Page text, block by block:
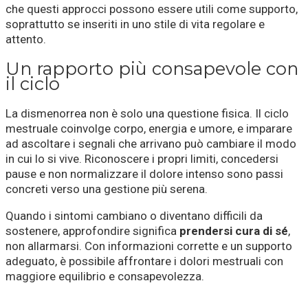
che questi approcci possono essere utili come supporto,
soprattutto se inseriti in uno stile di vita regolare e
attento.
Un rapporto più consapevole con
il ciclo
La dismenorrea non è solo una questione fisica. Il ciclo
mestruale coinvolge corpo, energia e umore, e imparare
ad ascoltare i segnali che arrivano può cambiare il modo
in cui lo si vive. Riconoscere i propri limiti, concedersi
pause e non normalizzare il dolore intenso sono passi
concreti verso una gestione più serena.
Quando i sintomi cambiano o diventano difficili da
sostenere, approfondire significa prendersi cura di sé,
non allarmarsi. Con informazioni corrette e un supporto
adeguato, è possibile affrontare i dolori mestruali con
maggiore equilibrio e consapevolezza.